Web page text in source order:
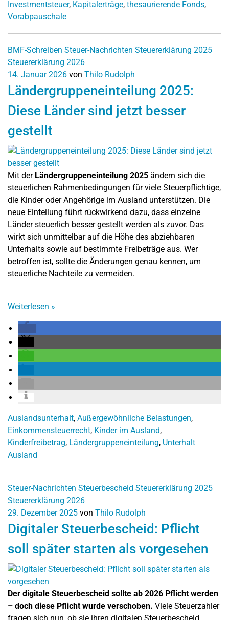
Investmentsteuer, Kapitalerträge, thesaurierende Fonds,
Vorabpauschale
BMF-Schreiben Steuer-Nachrichten Steuererklärung 2025
Steuererklärung 2026
14. Januar 2026 von Thilo Rudolph
Ländergruppeneinteilung 2025:
Diese Länder sind jetzt besser
gestellt
Mit der Ländergruppeneinteilung 2025 ändern sich die
steuerlichen Rahmenbedingungen für viele Steuerpflichtige,
die Kinder oder Angehörige im Ausland unterstützen. Die
neue Einteilung führt rückwirkend dazu, dass einzelne
Länder steuerlich besser gestellt werden als zuvor. Das
wirkt sich unmittelbar auf die Höhe des abziehbaren
Unterhalts sowie auf bestimmte Freibeträge aus. Wer
betroffen ist, sollte die Änderungen genau kennen, um
steuerliche Nachteile zu vermeiden.
Weiterlesen »
Auslandsunterhalt, Außergewöhnliche Belastungen,
Einkommensteuerrecht, Kinder im Ausland,
Kinderfreibetrag, Ländergruppeneinteilung, Unterhalt
Ausland
Steuer-Nachrichten Steuerbescheid Steuererklärung 2025
Steuererklärung 2026
29. Dezember 2025 von Thilo Rudolph
Digitaler Steuerbescheid: Pflicht
soll später starten als vorgesehen
Der digitale Steuerbescheid sollte ab 2026 Pflicht werden
– doch diese Pflicht wurde verschoben. Viele Steuerzahler